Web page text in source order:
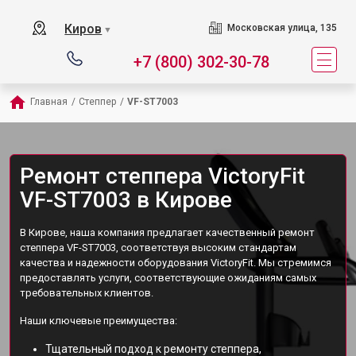
Киров ▼ Московская улица, 135
+7 (800) 302-30-78
Главная / Степпер / VF-ST7003
Ремонт степпера VictoryFit
VF-ST7003 в Кирове
В Кирове, наша компания предлагает качественный ремонт
степпера VF-ST7003, соответствуя высоким стандартам
качества и надежности оборудования VictoryFit. Мы стремимся
предоставлять услуги, соответствующие ожиданиям самых
требовательных клиентов.
Наши ключевые преимущества:
Тщательный подход к ремонту степпера,